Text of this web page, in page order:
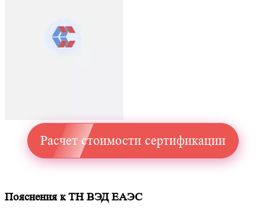
Расчет стоимости сертификации
Пояснения к ТН ВЭД ЕАЭС